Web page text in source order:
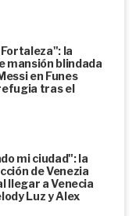
la
mansión blindada
en Funes
tras el
mi ciudad": la
de Venezia
llegar a Venecia
Luz y Alex